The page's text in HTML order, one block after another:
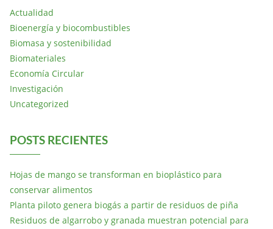
Actualidad
Bioenergía y biocombustibles
Biomasa y sostenibilidad
Biomateriales
Economía Circular
Investigación
Uncategorized
POSTS RECIENTES
Hojas de mango se transforman en bioplástico para
conservar alimentos
Planta piloto genera biogás a partir de residuos de piña
Residuos de algarrobo y granada muestran potencial para